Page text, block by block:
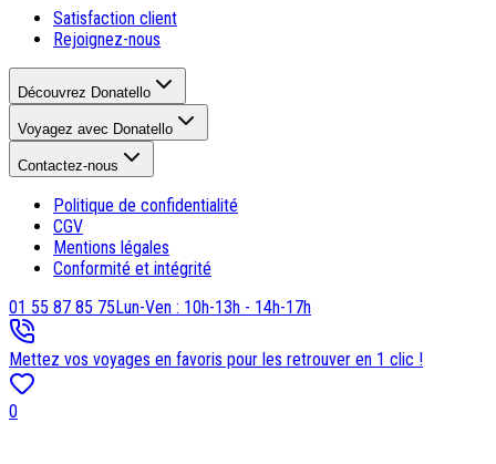
Satisfaction client
Rejoignez-nous
Découvrez Donatello
Voyagez avec Donatello
Contactez-nous
Politique de confidentialité
CGV
Mentions légales
Conformité et intégrité
01 55 87 85 75 Lun-Ven : 10h-13h - 14h-17h
Mettez vos voyages en favoris pour les retrouver en 1 clic !
0